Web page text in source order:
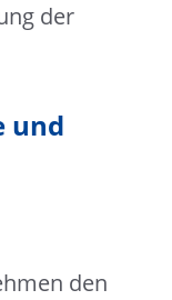
der
und
den